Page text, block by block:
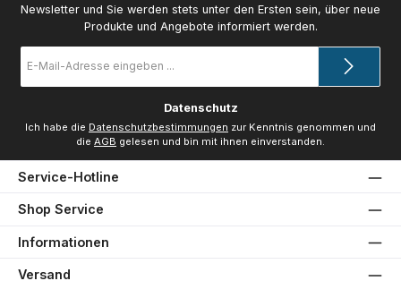
Newsletter und Sie werden stets unter den Ersten sein, über neue
Produkte und Angebote informiert werden.
Mail-
Datenschutz
Ich habe die Datenschutzbestimmungen zur Kenntnis genommen und
die AGB gelesen und bin mit ihnen einverstanden.
Service-Hotline
Shop Service
Informationen
Versand